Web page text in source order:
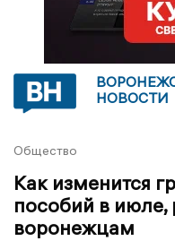
НОВОСТИ
Общество
Как изменится
пособий в июле,
воронежцам